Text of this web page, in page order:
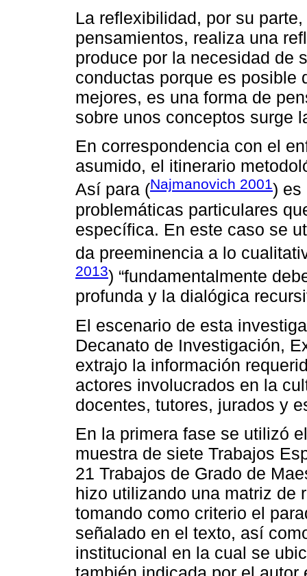
La reflexibilidad, por su
pensamientos, realiza una
produce por la necesidad de
conductas porque es posible
mejores, es una forma de
sobre unos conceptos surge
En correspondencia con el
asumido, el itinerario
Así para (Najmanovich 2001) es
problemáticas particulares
específica. En este caso se
da preeminencia a lo
2013) “fundamentalmente
profunda y la dialógica
El escenario de esta
Decanato de Investigación,
extrajo la información
actores involucrados en la
docentes, tutores, jurados y
En la primera fase se utilizó
muestra de siete Trabajos
21 Trabajos de Grado de
hizo utilizando una matriz de
tomando como criterio el
señalado en el texto, así
institucional en la cual se